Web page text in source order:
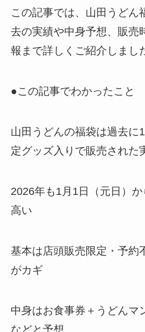
この記事では、山田うどん
去の実績や中身予想、販売
報まで詳しくご紹介しまし
●この記事でわかったこと
山田うどんの福袋は過去に
定グッズ入りで販売された
2026年も1月1日（元日）
高い
基本は店頭販売限定・予約
がカギ
中身はお食事券＋うどんマ
などと予想